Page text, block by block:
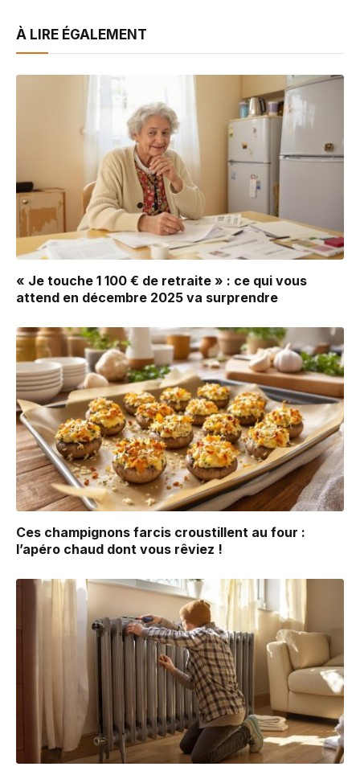
À LIRE ÉGALEMENT
« Je touche 1 100 € de retraite » : ce qui vous
attend en décembre 2025 va surprendre
Ces champignons farcis croustillent au four :
l’apéro chaud dont vous rêviez !